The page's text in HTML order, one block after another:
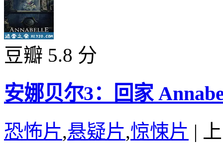
豆瓣 5.8 分
安娜贝尔3：回家
恐怖片,悬疑片,惊悚片 |